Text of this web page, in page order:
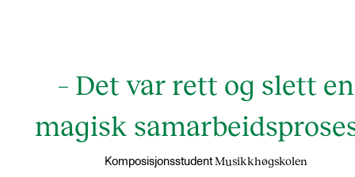
– Det var rett og slett en
magisk
Komposisjonsstudent Musikkhøgskolen